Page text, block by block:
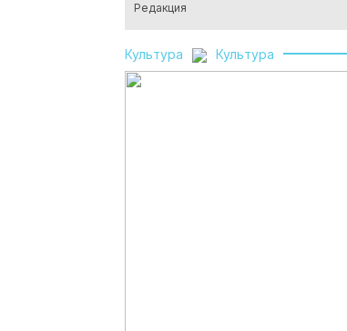
Редакция
Культура Культура